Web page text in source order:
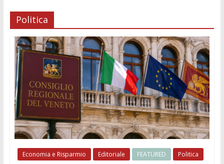
Politica
Economia e Risparmio Editoriale FEATURED Politica